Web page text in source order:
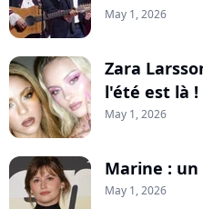
May 1, 2026
Zara
l'été est là !
May 1, 2026
Marine : un
May 1, 2026